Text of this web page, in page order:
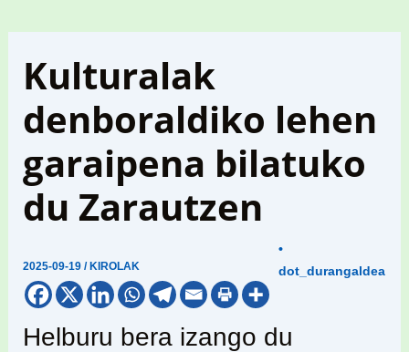
Kulturalak
denboraldiko lehen
garaipena bilatuko
du Zarautzen
2025-09-19/ KIROLAK
•
dot_durangaldea
Helburu bera izango du